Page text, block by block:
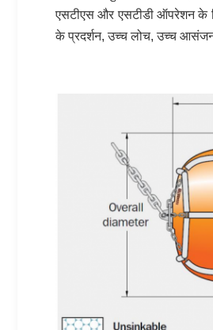
एसटीएस और एसटीडी ऑपरेशन के
के प्रदर्शन, उच्च लोच, उच्च आसंजन,